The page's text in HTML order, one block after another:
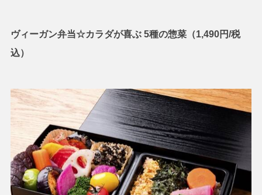
ヴィーガン弁当☆カラダが喜ぶ 5種の惣菜（1,490円/税
込）